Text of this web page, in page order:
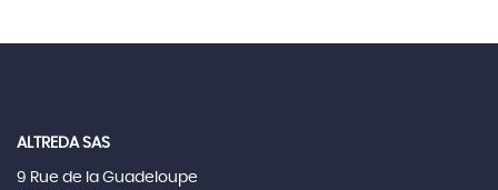
ALTREDA SAS
9 Rue de la Guadeloupe